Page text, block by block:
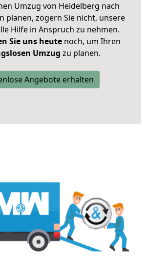
Umzug von Heidelberg nach
planen, zögern Sie nicht, unsere
Hilfe in Anspruch zu nehmen.
Sie uns heutenoch, um Ihren
Umzug zu planen.
Angebote erhalten